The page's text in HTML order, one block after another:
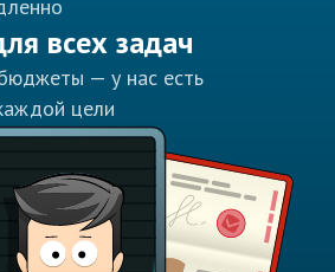
всех задач
— у нас есть
цели